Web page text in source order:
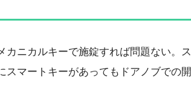
ニカルキーで施錠すれば問題ない。ス
マートキーがあってもドアノブでの開